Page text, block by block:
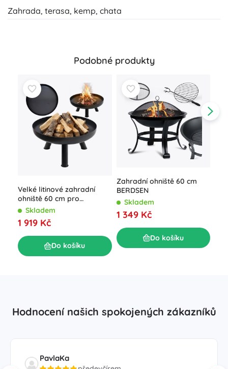
Zahrada, terasa, kemp, chata
Podobné produkty
Velké litinové zahradní
ohniště 60 cm pro
pohodové táboráky
Skladem
1 919 Kč
Do košíku
Zahradní ohniště 60 cm
BERDSEN
Skladem
1 349 Kč
Do košíku
Hodnocení našich spokojených zákazníků
PavlaKa